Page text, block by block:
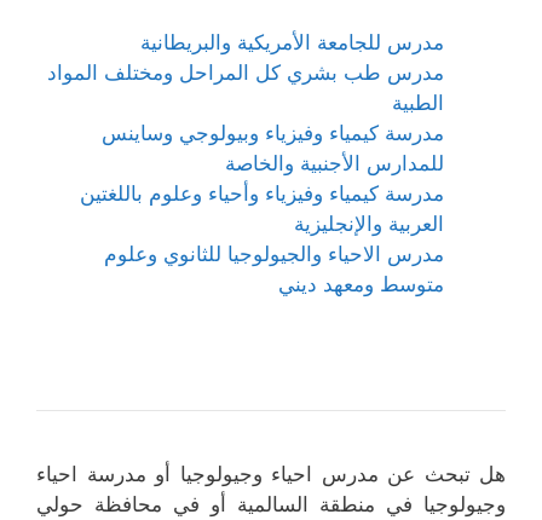
مدرس للجامعة الأمريكية والبريطانية
مدرس طب بشري كل المراحل ومختلف المواد
الطبية
مدرسة كيمياء وفيزياء وبيولوجي وساينس
للمدارس الأجنبية والخاصة
مدرسة كيمياء وفيزياء وأحياء وعلوم باللغتين
العربية والإنجليزية
مدرس الاحياء والجيولوجيا للثانوي وعلوم
متوسط ومعهد ديني
هل تبحث عن مدرس احياء وجيولوجيا أو مدرسة احياء
وجيولوجيا في منطقة السالمية أو في محافظة حولي